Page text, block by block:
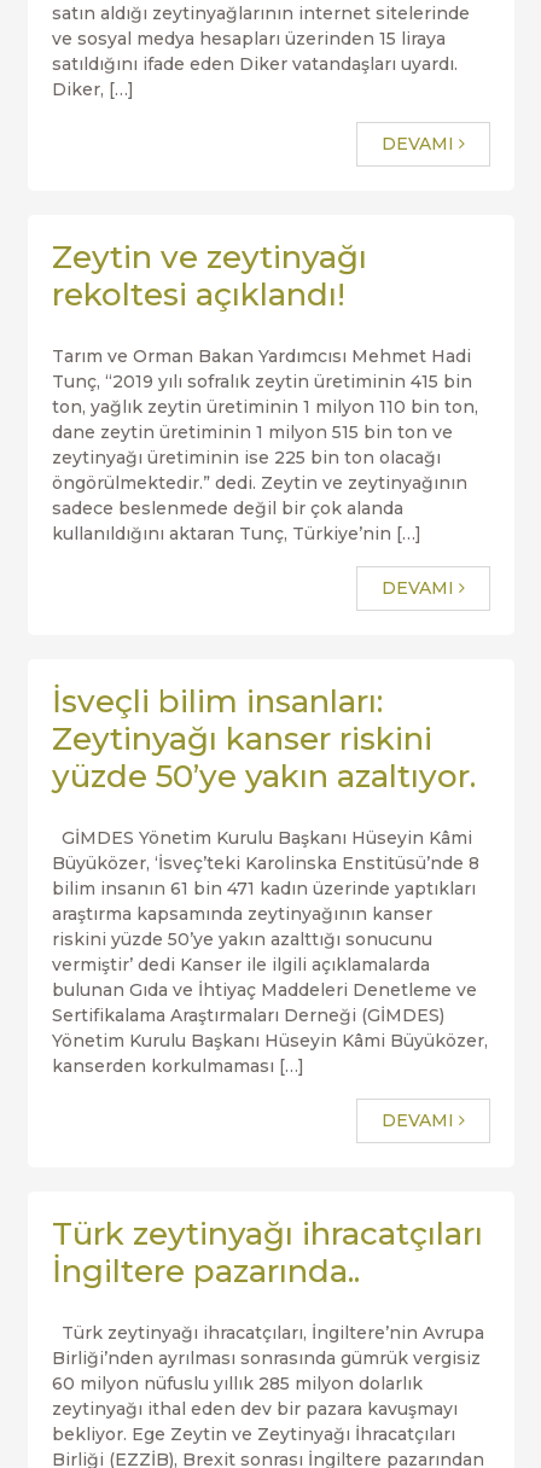
satın aldığı zeytinyağlarının internet sitelerinde
ve sosyal medya hesapları üzerinden 15 liraya
satıldığını ifade eden Diker vatandaşları uyardı.
Diker, […]
DEVAMI
Zeytin ve zeytinyağı
rekoltesi açıklandı!
Tarım ve Orman Bakan Yardımcısı Mehmet Hadi
Tunç, “2019 yılı sofralık zeytin üretiminin 415 bin
ton, yağlık zeytin üretiminin 1 milyon 110 bin ton,
dane zeytin üretiminin 1 milyon 515 bin ton ve
zeytinyağı üretiminin ise 225 bin ton olacağı
öngörülmektedir.” dedi. Zeytin ve zeytinyağının
sadece beslenmede değil bir çok alanda
kullanıldığını aktaran Tunç, Türkiye’nin […]
DEVAMI
İsveçli bilim insanları:
Zeytinyağı kanser riskini
yüzde 50’ye yakın azaltıyor.
GİMDES Yönetim Kurulu Başkanı Hüseyin Kâmi
Büyüközer, ‘İsveç’teki Karolinska Enstitüsü’nde 8
bilim insanın 61 bin 471 kadın üzerinde yaptıkları
araştırma kapsamında zeytinyağının kanser
riskini yüzde 50’ye yakın azalttığı sonucunu
vermiştir’ dedi Kanser ile ilgili açıklamalarda
bulunan Gıda ve İhtiyaç Maddeleri Denetleme ve
Sertifikalama Araştırmaları Derneği (GİMDES)
Yönetim Kurulu Başkanı Hüseyin Kâmi Büyüközer,
kanserden korkulmaması […]
DEVAMI
Türk zeytinyağı ihracatçıları
İngiltere pazarında..
Türk zeytinyağı ihracatçıları, İngiltere’nin Avrupa
Birliği’nden ayrılması sonrasında gümrük vergisiz
60 milyon nüfuslu yıllık 285 milyon dolarlık
zeytinyağı ithal eden dev bir pazara kavuşmayı
bekliyor. Ege Zeytin ve Zeytinyağı İhracatçıları
Birliği (EZZİB), Brexit sonrası İngiltere pazarından